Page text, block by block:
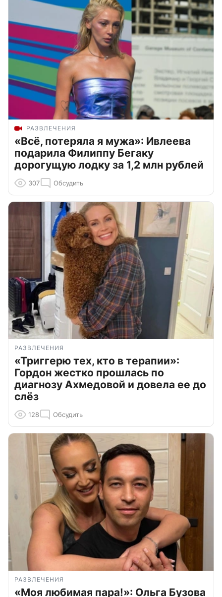
РАЗВЛЕЧЕНИЯ
«Всё, потеряла я мужа»: Ивлеева
подарила Филиппу Бегаку
дорогущую лодку за 1,2 млн рублей
307 Обсудить
РАЗВЛЕЧЕНИЯ
«Триггерю тех, кто в терапии»:
Гордон жестко прошлась по
диагнозу Ахмедовой и довела ее до
слёз
128 Обсудить
РАЗВЛЕЧЕНИЯ
«Моя любимая пара!»: Ольга Бузова